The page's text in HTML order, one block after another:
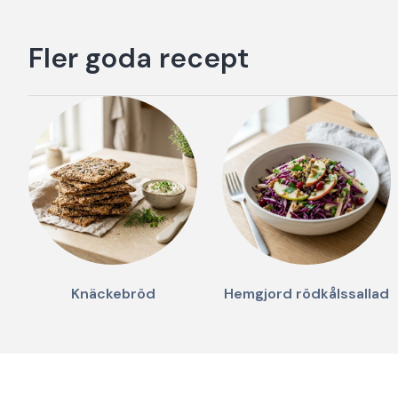
Fler goda recept
Knäckebröd Hemgjord rödkålssallad